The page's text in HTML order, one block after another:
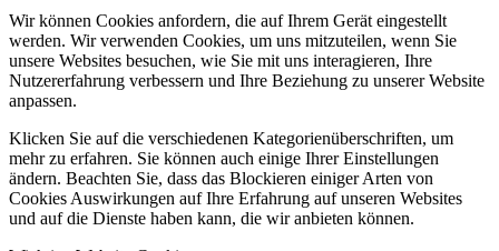
Wir können Cookies anfordern, die auf Ihrem Gerät eingestellt
werden. Wir verwenden Cookies, um uns mitzuteilen, wenn Sie
unsere Websites besuchen, wie Sie mit uns interagieren, Ihre
Nutzererfahrung verbessern und Ihre Beziehung zu unserer Website
anpassen.
Klicken Sie auf die verschiedenen Kategorienüberschriften, um
mehr zu erfahren. Sie können auch einige Ihrer Einstellungen
ändern. Beachten Sie, dass das Blockieren einiger Arten von
Cookies Auswirkungen auf Ihre Erfahrung auf unseren Websites
und auf die Dienste haben kann, die wir anbieten können.